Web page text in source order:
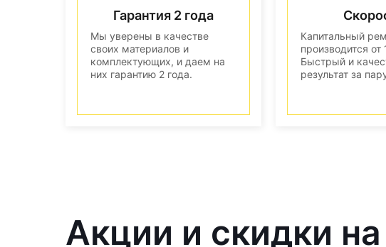
Гарантия 2 года
Мы уверены в качестве
своих материалов и
комплектующих, и даем на
них гарантию 2 года.
Капитальный
производится от
Быстрый и
результат за
Акции и скидки